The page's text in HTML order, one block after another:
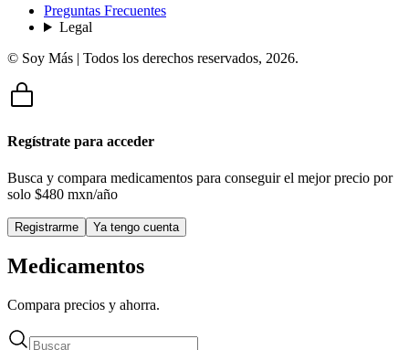
Preguntas Frecuentes
Legal
© Soy Más | Todos los derechos reservados, 2026.
Regístrate para acceder
Busca y compara medicamentos para conseguir el mejor precio por
solo $480 mxn/año
Registrarme Ya tengo cuenta
Medicamentos
Compara precios y ahorra.